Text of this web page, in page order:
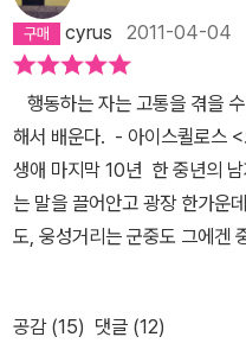
로스독시아디스의 전작을 너무
했었나? 그 기대에는 미치지 못
가벼운 마음으로 책을 폈는데,
짝 차리고 읽어야 했어. 만화
것도 있었단다. 1.버트런드 러
혼자가 되었어. 그래서펨브로
께 살았단다. 할아버지는 존 러
런데 그 할아버지도 오래 사시
할머니와 함께 살았는데, 할머
키웠어. 러셀은 개인교수로부
cyrus 2011-04-04
행동하는 자는 고통을 겪을
해서 배운다. - 아이스퀼로
생애 마지막 10년 한 중년의
는 말을 끌어안고 광장 한가운
도, 웅성거리는 군중도 그에겐
자는 독일의 철학자 프리드리
자는 이렇게 속세로부터 멀어
공감 (15) 댓글 (12)